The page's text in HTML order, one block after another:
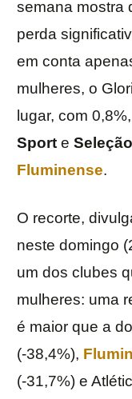
semana mostra
perda
em conta
mulheres, o
lugar, com
Sport e
Fluminense.
O recorte,
neste domingo
um dos clubes
mulheres: uma
é maior que a
(-38,4%),
(-31,7%) e